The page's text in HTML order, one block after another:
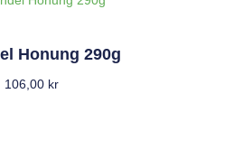
Honung 290g
106,00 kr